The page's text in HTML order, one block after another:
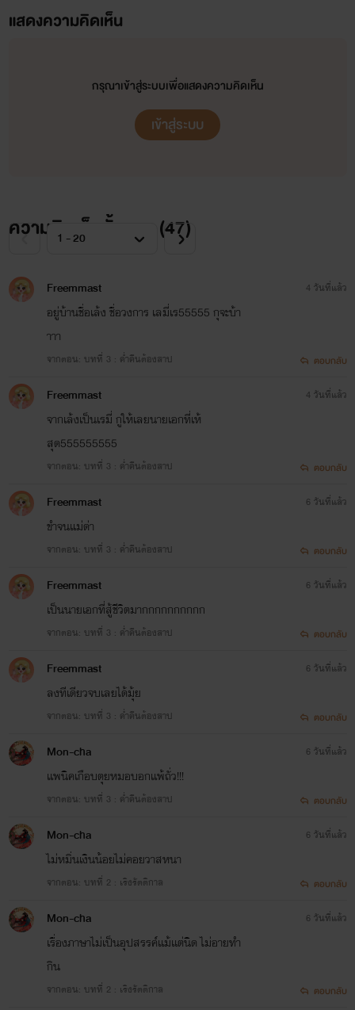
แสดงความคิดเห็น
กรุณาเข้าสู่ระบบเพื่อแสดงความคิดเห็น
เข้าสู่ระบบ
ความคิดเห็นทั้งหมด (47)
Freemmast
อยู่บ้านชื่อเล้ง ชื่อวงการ เลมี่เร55555 กุจะบ้า
าาา
จากตอน: บทที่ 3 : ค่ำคืนต้องสาป
4 วันที่แล้ว
ตอบกลับ
Freemmast
จากเล้งเป็นเรมี่ กูให้เลยนายเอกที่เห้
สุด555555555
จากตอน: บทที่ 3 : ค่ำคืนต้องสาป
4 วันที่แล้ว
ตอบกลับ
Freemmast
ขำจนแม่ด่า
จากตอน: บทที่ 3 : ค่ำคืนต้องสาป
6 วันที่แล้ว
ตอบกลับ
Freemmast
เป็นนายเอกที่สู้ชีวิตมากกกกกกกกกก
จากตอน: บทที่ 3 : ค่ำคืนต้องสาป
6 วันที่แล้ว
ตอบกลับ
Freemmast
ลงทีเดียวจบเลยได้มุ้ย
จากตอน: บทที่ 3 : ค่ำคืนต้องสาป
6 วันที่แล้ว
ตอบกลับ
Mon-cha
เเพนิคเกือบตุยหมอบอกเเพ้ถั่ว!!!
จากตอน: บทที่ 3 : ค่ำคืนต้องสาป
6 วันที่แล้ว
ตอบกลับ
Mon-cha
ไม่หมิ่นเงินน้อยไม่คอยวาสหนา
จากตอน: บทที่ 2 : เริงรัตติกาล
6 วันที่แล้ว
ตอบกลับ
Mon-cha
เรื่องภาษาไม่เป็นอุปสรรค์เเม้เเต่นิด ไม่อายทำ
กิน
จากตอน: บทที่ 2 : เริงรัตติกาล
6 วันที่แล้ว
ตอบกลับ